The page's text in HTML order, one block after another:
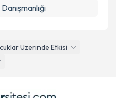
Uzerinde Etkisi